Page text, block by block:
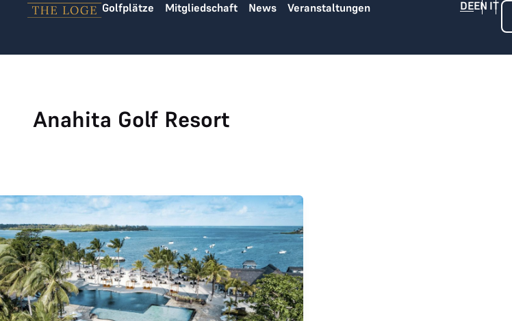
Zum Inhalt springen Golfplätze Mitgliedschaft News Veranstaltungen
Anahita Golf Resort
Golfreise Mauritius gewinnen – Traumreise mit THE LOGE & GRUBER Golfreisen